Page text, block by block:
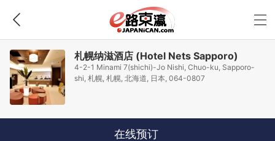
札幌纳滋酒店 (Hotel Nets Sapporo)
4-2-1 Minami 7(shichi)-Jo Nishi, Chuo-ku, Sapporo-
shi, 札幌, 札幌, 北海道, 日本, 064-0807
在线预订